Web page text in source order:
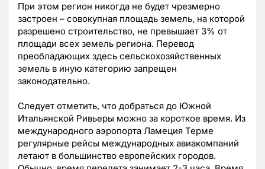
При этом регион никогда не будет чрезмерно
застроен – совокупная площадь земель, на которой
разрешено строительство, не превышает 3% от
площади всех земель региона. Перевод
преобладающих здесь сельскохозяйственных
земель в иную категорию запрещен
законодательно.
Следует отметить, что добраться до Южной
Итальянской Ривьеры можно за короткое время. Из
международного аэропорта Ламеция Терме
регулярные рейсы международных авиакомпаний
летают в большинство европейских городов.